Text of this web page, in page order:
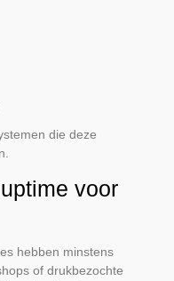
die deze
voor
hebben minstens
of drukbezochte